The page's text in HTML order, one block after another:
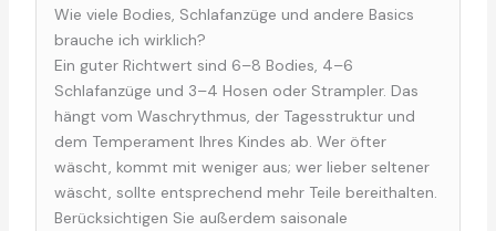
Wie viele Bodies, Schlafanzüge und andere Basics
brauche ich wirklich?
Ein guter Richtwert sind 6–8 Bodies, 4–6
Schlafanzüge und 3–4 Hosen oder Strampler. Das
hängt vom Waschrythmus, der Tagesstruktur und
dem Temperament Ihres Kindes ab. Wer öfter
wäscht, kommt mit weniger aus; wer lieber seltener
wäscht, sollte entsprechend mehr Teile bereithalten.
Berücksichtigen Sie außerdem saisonale